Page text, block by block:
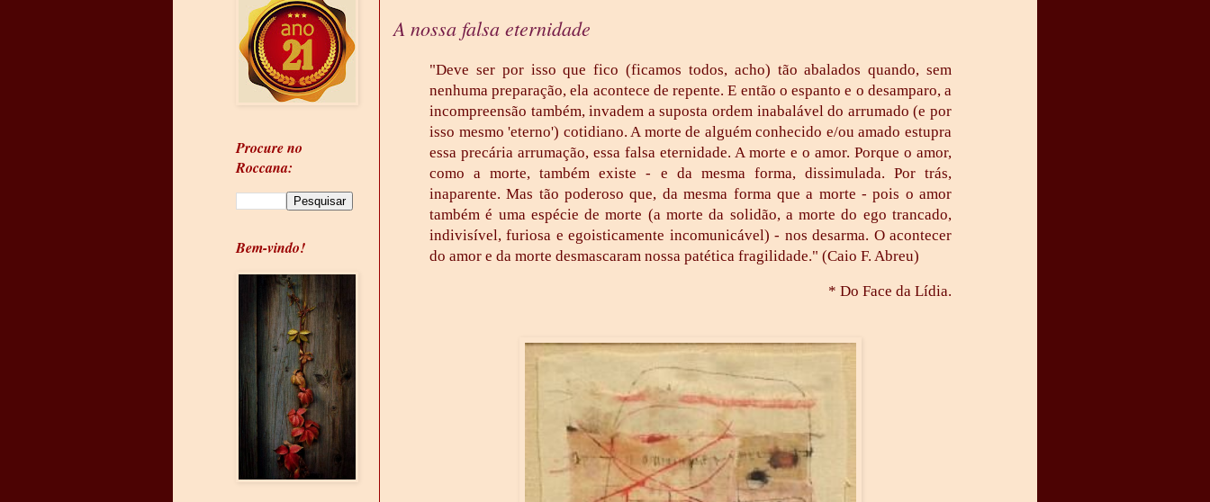
A nossa falsa eternidade
"Deve ser por isso que fico (ficamos todos, acho) tão abalados quando, sem
nenhuma preparação, ela acontece de repente. E então o espanto e o desamparo, a
incompreensão também, invadem a suposta ordem inabalável do arrumado (e por
isso mesmo 'eterno') cotidiano. A morte de alguém conhecido e/ou amado estupra
essa precária arrumação, essa falsa eternidade. A morte e o amor. Porque o amor,
como a morte, também existe - e da mesma forma, dissimulada. Por trás,
inaparente. Mas tão poderoso que, da mesma forma que a morte - pois o amor
também é uma espécie de morte (a morte da solidão, a morte do ego trancado,
indivisível, furiosa e egoisticamente incomunicável) - nos desarma. O acontecer
do amor e da morte desmascaram nossa patética fragilidade." (Caio F. Abreu)
* Do Face da Lídia.
Procure no
Roccana:
Bem-vindo!